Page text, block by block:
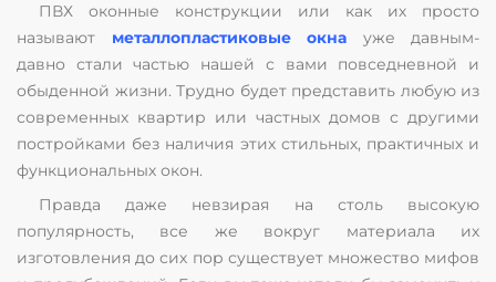
ПВХ оконные конструкции или как их просто
называют металлопластиковые окна уже давным-
давно стали частью нашей с вами повседневной и
обыденной жизни. Трудно будет представить любую из
современных квартир или частных домов с другими
постройками без наличия этих стильных, практичных и
функциональных окон.
Правда даже невзирая на столь высокую
популярность, все же вокруг материала их
изготовления до сих пор существует множество мифов